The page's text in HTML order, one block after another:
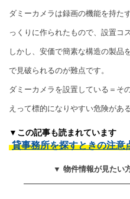
ダミーカメラは録画の機能を持た
っくりに作られたもので、設置コ
しかし、安価で簡素な構造の製品
で見破られるのが難点です。
ダミーカメラを設置している＝そ
えって標的になりやすい危険があ
▼この記事も読まれています
貸事務所を探すときの注意
▼ 物件情報が見たい